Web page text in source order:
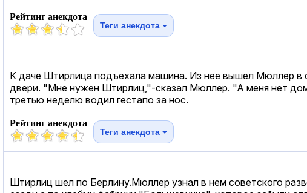
Рейтинг анекдота
Теги анекдота
К даче Штирлица подъехала машина. Из нее вышел Мюллер в
двери. "Мне нужен Штирлиц,"-сказал Мюллер. "А меня нет
третью неделю водил гестапо за нос.
Рейтинг анекдота
Теги анекдота
Штирлиц шел по Берлину.Мюллер узнал в нем советского